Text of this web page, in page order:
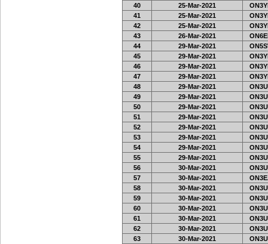
40
25-Mar-2021
41
25-Mar-2021
42
25-Mar-2021
43
26-Mar-2021
44
29-Mar-2021
45
29-Mar-2021
46
29-Mar-2021
47
29-Mar-2021
48
29-Mar-2021
49
29-Mar-2021
50
29-Mar-2021
51
29-Mar-2021
52
29-Mar-2021
53
29-Mar-2021
54
29-Mar-2021
55
29-Mar-2021
56
30-Mar-2021
57
30-Mar-2021
58
30-Mar-2021
59
30-Mar-2021
60
30-Mar-2021
61
30-Mar-2021
62
30-Mar-2021
63
30-Mar-2021